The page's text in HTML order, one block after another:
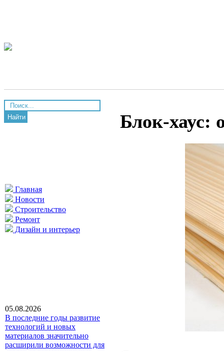
Найти
Главная
Новости
Строительство
Ремонт
Дизайн и интерьер
05.08.2026
В последние годы развитие
технологий и новых
материалов значительно
расширили возможности для
Блок-хаус: